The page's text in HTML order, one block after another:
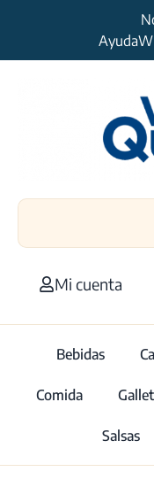
Ayuda
Mi cuenta
Bebidas
Comida
Salsas